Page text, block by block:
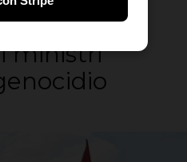
Giorgia
ministri